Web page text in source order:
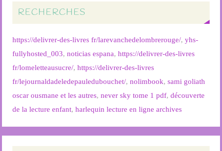
RECHERCHES
https://delivrer-des-livres fr/larevanchedelombrerouge/,yhs-
fullyhosted_003,noticias espana,https://delivrer-des-livres
fr/lomeletteausucre/,https://delivrer-des-livres
fr/lejournaldadeledepauledubouchet/,nolimbook,sami goliath
oscar ousmane et les autres,never sky tome 1 pdf,découverte
de la lecture enfant,harlequin lecture en ligne archives